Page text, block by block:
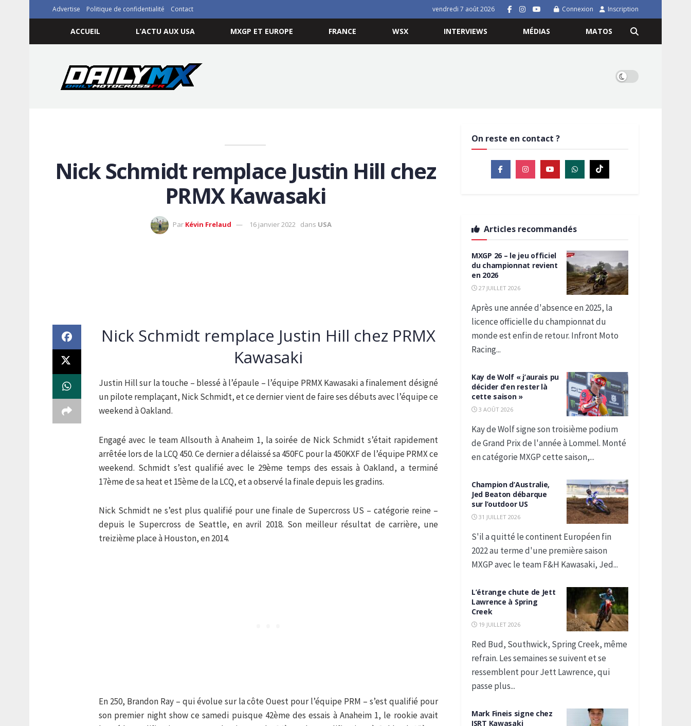
Advertise Politique de confidentialité Contact vendredi 7 août 2026 Connexion Inscription
ACCUEIL L’ACTU AUX USA MXGP ET EUROPE FRANCE WSX INTERVIEWS MÉDIAS MATOS
Nick Schmidt remplace Justin Hill chez
PRMX Kawasaki
Par Kévin Frelaud 16 janvier 2022 dans USA
Nick Schmidt remplace Justin Hill chez PRMX
Kawasaki
Justin Hill sur la touche – blessé à l’épaule – l’équipe PRMX Kawasaki a finalement désigné
un pilote remplaçant, Nick Schmidt, et ce dernier vient de faire ses débuts avec l’équipe ce
weekend à Oakland.
Engagé avec le team Allsouth à Anaheim 1, la soirée de Nick Schmidt s’était rapidement
arrêtée lors de la LCQ 450. Ce dernier a délaissé sa 450FC pour la 450KXF de l’équipe PRMX ce
weekend. Schmidt s’est qualifié avec le 29ème temps des essais à Oakland, a terminé
17ème de sa heat et 15ème de la LCQ, et a observé la finale depuis les gradins.
Nick Schmidt ne s’est plus qualifié pour une finale de Supercross US – catégorie reine –
depuis le Supercross de Seattle, en avril 2018. Son meilleur résultat de carrière, une
treizième place à Houston, en 2014.
En 250, Brandon Ray – qui évolue sur la côte Ouest pour l’équipe PRM – s’est qualifié pour
son premier night show ce samedi puisque 42ème des essais à Anaheim 1, le rookie avait
On reste en contact ?
Articles recommandés
MXGP 26 – le jeu officiel
du championnat revient
en 2026
27 JUILLET 2026
Après une année d'absence en 2025, la
licence officielle du championnat du
monde est enfin de retour. Infront Moto
Racing...
Kay de Wolf « j’aurais pu
décider d’en rester là
cette saison »
3 AOÛT 2026
Kay de Wolf signe son troisième podium
de Grand Prix de l'année à Lommel. Monté
en catégorie MXGP cette saison,...
Champion d’Australie,
Jed Beaton débarque
sur l’outdoor US
31 JUILLET 2026
S'il a quitté le continent Européen fin
2022 au terme d'une première saison
MXGP avec le team F&H Kawasaki, Jed...
L’étrange chute de Jett
Lawrence à Spring
Creek
19 JUILLET 2026
Red Bud, Southwick, Spring Creek, même
refrain. Les semaines se suivent et se
ressemblent pour Jett Lawrence, qui
passe plus...
Mark Fineis signe chez
ISRT Kawasaki